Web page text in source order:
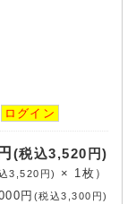
ログイン
(税込3,520円)
3,520円) × 1 枚 ）
円 (税込3,300円)